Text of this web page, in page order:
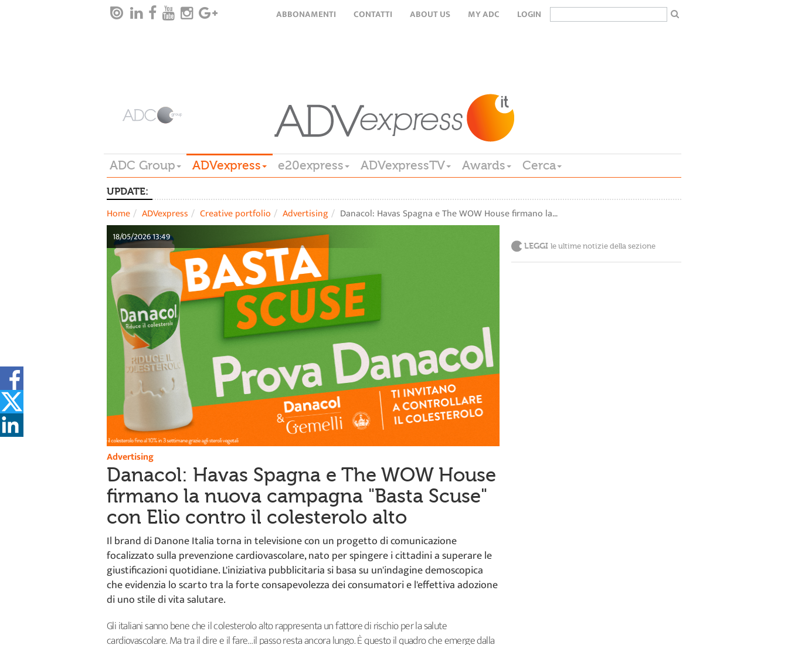
ABBONAMENTI CONTATTI ABOUT US MY ADC LOGIN
ADC Group ADVexpress e20express ADVexpressTV Awards Cerca
UPDATE:
Home ADVexpress Creative portfolio Advertising Danacol: Havas Spagna e The WOW House firmano la…
18/05/2026 13:49
Advertising
Danacol: Havas Spagna e The WOW House
firmano la nuova campagna "Basta Scuse"
con Elio contro il colesterolo alto
Il brand di Danone Italia torna in televisione con un progetto di comunicazione
focalizzato sulla prevenzione cardiovascolare, nato per spingere i cittadini a superare le
giustificazioni quotidiane. L'iniziativa pubblicitaria si basa su un'indagine demoscopica
che evidenzia lo scarto tra la forte consapevolezza dei consumatori e l'effettiva adozione
di uno stile di vita salutare.
Gli italiani sanno bene che il colesterolo alto rappresenta un fattore di rischio per la salute
cardiovascolare. Ma tra il dire e il fare…il passo resta ancora lungo. È questo il quadro che emerge dalla
LEGGI le ultime notizie della sezione